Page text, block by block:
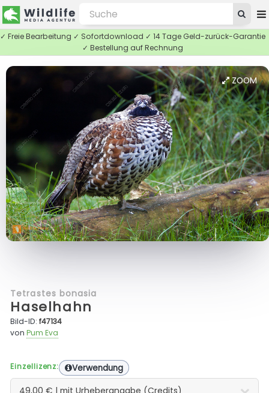
✓ Freie Bearbeitung ✓ Sofortdownload ✓ 14 Tage Geld-zurück-Garantie
✓ Bestellung auf Rechnung
ZOOM
Tetrastes bonasia
Haselhahn
Bild-ID:f47134
vonPum Eva
Einzellizenz: Verwendung